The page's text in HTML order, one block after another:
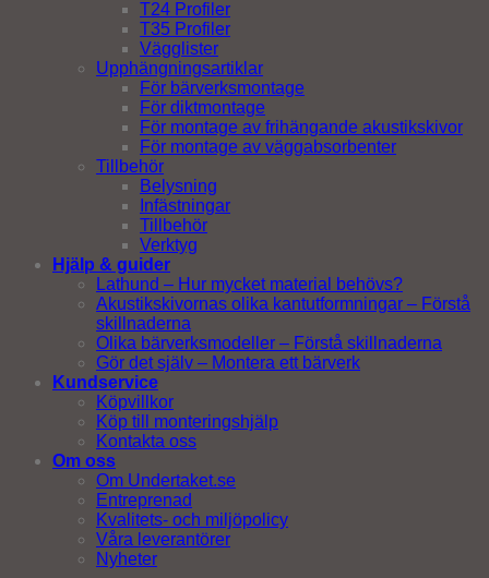
T24 Profiler
T35 Profiler
Vägglister
Upphängningsartiklar
För bärverksmontage
För diktmontage
För montage av frihängande akustikskivor
För montage av väggabsorbenter
Tillbehör
Belysning
Infästningar
Tillbehör
Verktyg
Hjälp & guider
Lathund – Hur mycket material behövs?
Akustikskivornas olika kantutformningar – Förstå
skillnaderna
Olika bärverksmodeller – Förstå skillnaderna
Gör det själv – Montera ett bärverk
Kundservice
Köpvillkor
Köp till monteringshjälp
Kontakta oss
Om oss
Om Undertaket.se
Entreprenad
Kvalitets- och miljöpolicy
Våra leverantörer
Nyheter